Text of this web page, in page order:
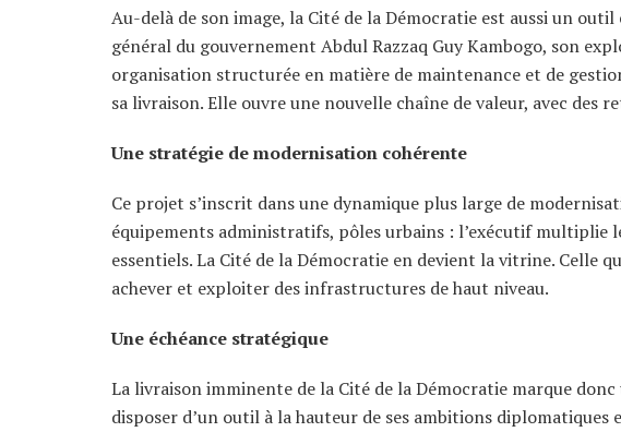
Au-delà de son image, la Cité de la Démocratie est aussi un
général du gouvernement Abdul Razzaq Guy Kambogo, son
organisation structurée en matière de maintenance et de
sa livraison. Elle ouvre une nouvelle chaîne de valeur, avec des
Une stratégie de modernisation cohérente
Ce projet s’inscrit dans une dynamique plus large de
équipements administratifs, pôles urbains : l’exécutif multiplie
essentiels. La Cité de la Démocratie en devient la vitrine. Celle
achever et exploiter des infrastructures de haut niveau.
Une échéance stratégique
La livraison imminente de la Cité de la Démocratie marque
disposer d’un outil à la hauteur de ses ambitions